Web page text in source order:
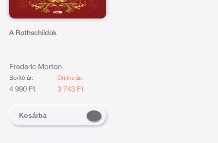
A Rothschildok
Frederic Morton
Borító ár:
4 990 Ft
Online ár:
3 743 Ft
Kosárba